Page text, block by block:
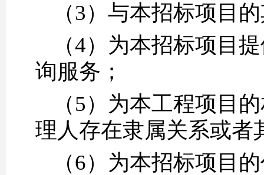
（3）与本招标项目
（4）为本招标项目
询服务；
（5）为本工程项目
理人存在隶属关系或者
（6）为本招标项目